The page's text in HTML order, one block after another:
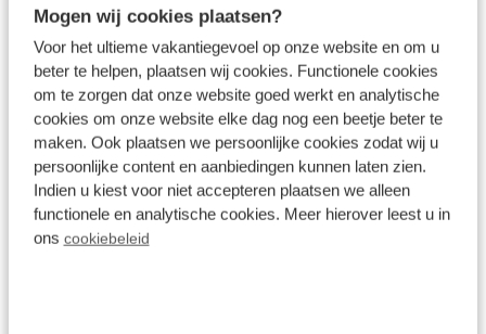
Mogen wij cookies plaatsen?
Voor het ultieme vakantiegevoel op onze website en om u
beter te helpen, plaatsen wij cookies. Functionele cookies
om te zorgen dat onze website goed werkt en analytische
cookies om onze website elke dag nog een beetje beter te
maken. Ook plaatsen we persoonlijke cookies zodat wij u
persoonlijke content en aanbiedingen kunnen laten zien.
Indien u kiest voor niet accepteren plaatsen we alleen
functionele en analytische cookies. Meer hierover leest u in
ons cookiebeleid
hier einen schönen Spaziergang gemacht (so
schön mit Cate in der Babytrage, so dass wir keine
Probleme mit holprigen Waldwegen und einem
Kinderwagen hatten) und sogar eine Radtour auf
den berühmten weißen Fahrrädern in diesem
schönen Stück Natur gemacht.
Natürlich gibt es in der unmittelbaren Umgebung